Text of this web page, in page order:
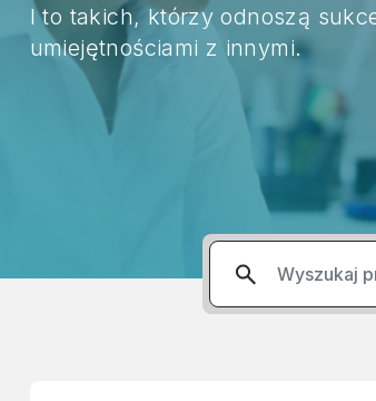
I to takich, którzy odnoszą
umiejętnościami z innymi.